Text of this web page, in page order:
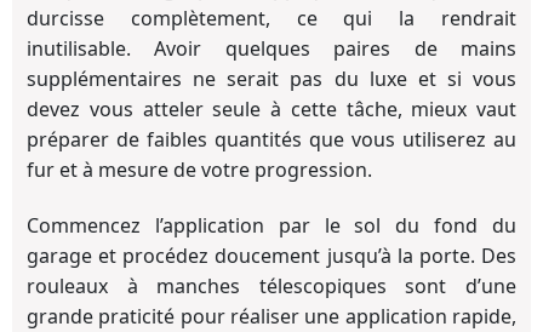
durcisse complètement, ce qui la rendrait
inutilisable. Avoir quelques paires de mains
supplémentaires ne serait pas du luxe et si vous
devez vous atteler seule à cette tâche, mieux vaut
préparer de faibles quantités que vous utiliserez au
fur et à mesure de votre progression.
Commencez l’application par le sol du fond du
garage et procédez doucement jusqu’à la porte. Des
rouleaux à manches télescopiques sont d’une
grande praticité pour réaliser une application rapide,